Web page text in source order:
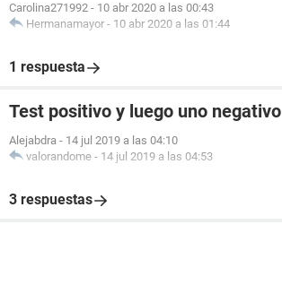
Carolina271992 - 10 abr 2020 a las 00:43
Hermanamayor - 10 abr 2020 a las 01:44
1 respuesta
Test positivo y luego uno negativo
Alejabdra - 14 jul 2019 a las 04:10
valorandome - 14 jul 2019 a las 04:53
3 respuestas